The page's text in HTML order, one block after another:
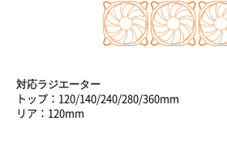
対応ラジエーター
トップ：120/140/240/280/360mm
リア：120mm